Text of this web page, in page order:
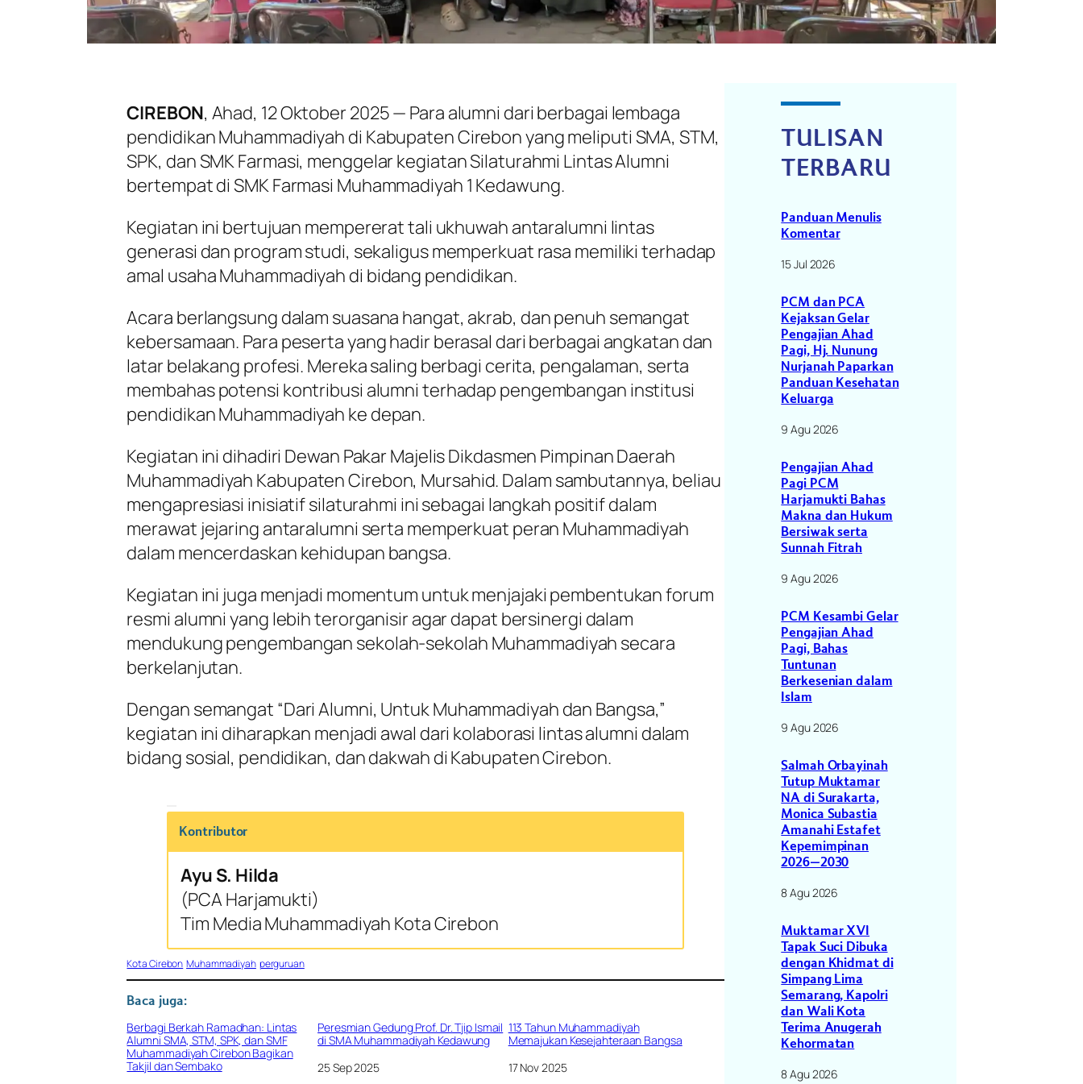
CIREBON, Ahad, 12 Oktober 2025 — Para alumni dari berbagai lembaga
pendidikan Muhammadiyah di Kabupaten Cirebon yang meliputi SMA, STM,
SPK, dan SMK Farmasi, menggelar kegiatan Silaturahmi Lintas Alumni
bertempat di SMK Farmasi Muhammadiyah 1 Kedawung.
Kegiatan ini bertujuan mempererat tali ukhuwah antaralumni lintas
generasi dan program studi, sekaligus memperkuat rasa memiliki terhadap
amal usaha Muhammadiyah di bidang pendidikan.
Acara berlangsung dalam suasana hangat, akrab, dan penuh semangat
kebersamaan. Para peserta yang hadir berasal dari berbagai angkatan dan
latar belakang profesi. Mereka saling berbagi cerita, pengalaman, serta
membahas potensi kontribusi alumni terhadap pengembangan institusi
pendidikan Muhammadiyah ke depan.
Kegiatan ini dihadiri Dewan Pakar Majelis Dikdasmen Pimpinan Daerah
Muhammadiyah Kabupaten Cirebon, Mursahid. Dalam sambutannya, beliau
mengapresiasi inisiatif silaturahmi ini sebagai langkah positif dalam
merawat jejaring antaralumni serta memperkuat peran Muhammadiyah
dalam mencerdaskan kehidupan bangsa.
Kegiatan ini juga menjadi momentum untuk menjajaki pembentukan forum
resmi alumni yang lebih terorganisir agar dapat bersinergi dalam
mendukung pengembangan sekolah-sekolah Muhammadiyah secara
berkelanjutan.
Dengan semangat “Dari Alumni, Untuk Muhammadiyah dan Bangsa,”
kegiatan ini diharapkan menjadi awal dari kolaborasi lintas alumni dalam
bidang sosial, pendidikan, dan dakwah di Kabupaten Cirebon.
Kontributor
Ayu S. Hilda
(PCA Harjamukti)
Tim Media Muhammadiyah Kota Cirebon
Kota Cirebon Muhammadiyah perguruan
Baca juga:
Berbagi Berkah Ramadhan: Lintas
Alumni SMA, STM, SPK, dan SMF
Muhammadiyah Cirebon Bagikan
Takjil dan Sembako
Peresmian Gedung Prof. Dr. Tjip Ismail
di SMA Muhammadiyah Kedawung
Tanggal
25 Sep 2025
113 Tahun Muhammadiyah
Memajukan Kesejahteraan Bangsa
Tanggal
17 Nov 2025
TULISAN
TERBARU
Panduan Menulis
Komentar
15 Jul 2026
PCM dan PCA
Kejaksan Gelar
Pengajian Ahad
Pagi, Hj. Nunung
Nurjanah Paparkan
Panduan Kesehatan
Keluarga
9 Agu 2026
Pengajian Ahad
Pagi PCM
Harjamukti Bahas
Makna dan Hukum
Bersiwak serta
Sunnah Fitrah
9 Agu 2026
PCM Kesambi Gelar
Pengajian Ahad
Pagi, Bahas
Tuntunan
Berkesenian dalam
Islam
9 Agu 2026
Salmah Orbayinah
Tutup Muktamar
NA di Surakarta,
Monica Subastia
Amanahi Estafet
Kepemimpinan
2026–2030
8 Agu 2026
Muktamar XVI
Tapak Suci Dibuka
dengan Khidmat di
Simpang Lima
Semarang, Kapolri
dan Wali Kota
Terima Anugerah
Kehormatan
8 Agu 2026